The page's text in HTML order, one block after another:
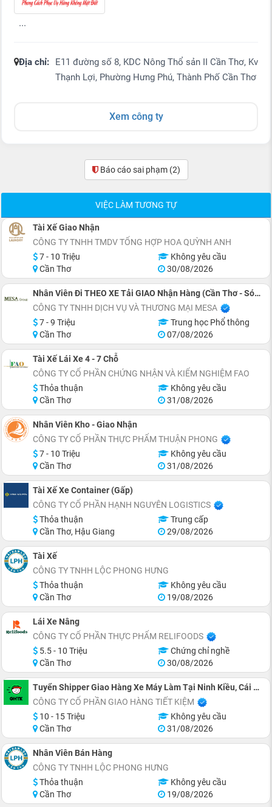
...
Địa chỉ:
E11 đường số 8, KDC Nông Thổ sản II Cần Thơ, Kv
Thạnh Lợi, Phường Hưng Phú, Thành Phố Cần Thơ
Xem công ty
Báo cáo sai phạm (2)
VIỆC LÀM TƯƠNG TỰ
Tài Xế Giao Nhận
CÔNG TY TNHH TMDV TỔNG HỢP HOA QUỲNH ANH
7 - 10 Triệu
Không yêu cầu
Cần Thơ
30/08/2026
Nhân Viên Đi THEO XE Tải GIAO Nhận Hàng (Cần Thơ - Sóc Trăng)
CÔNG TY TNHH DỊCH VỤ VÀ THƯƠNG MẠI MESA
7 - 9 Triệu
Trung học Phổ thông
Cần Thơ
07/08/2026
Tài Xế Lái Xe 4 - 7 Chỗ
CÔNG TY CỔ PHẦN CHỨNG NHẬN VÀ KIỂM NGHIỆM FAO
Thỏa thuận
Không yêu cầu
Cần Thơ
31/08/2026
Nhân Viên Kho - Giao Nhận
CÔNG TY CỔ PHẦN THỰC PHẨM THUẬN PHONG
7 - 10 Triệu
Không yêu cầu
Cần Thơ
31/08/2026
Tài Xế Xe Container (Gấp)
CÔNG TY CỔ PHẦN HẠNH NGUYÊN LOGISTICS
Thỏa thuận
Trung cấp
Cần Thơ, Hậu Giang
29/08/2026
Tài Xế
CÔNG TY TNHH LỘC PHONG HƯNG
Thỏa thuận
Không yêu cầu
Cần Thơ
19/08/2026
Lái Xe Nâng
CÔNG TY CỔ PHẦN THỰC PHẨM RELIFOODS
5.5 - 10 Triệu
Chứng chỉ nghề
Cần Thơ
30/08/2026
Tuyển Shipper Giao Hàng Xe Máy Làm Tại Ninh Kiều, Cái Răng
CÔNG TY CỔ PHẦN GIAO HÀNG TIẾT KIỆM
10 - 15 Triệu
Không yêu cầu
Cần Thơ
31/08/2026
Nhân Viên Bán Hàng
CÔNG TY TNHH LỘC PHONG HƯNG
Thỏa thuận
Không yêu cầu
Cần Thơ
19/08/2026